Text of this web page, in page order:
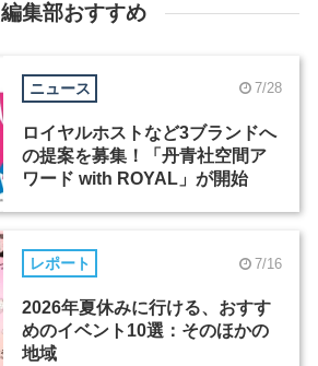
編集部おすすめ
ニュース 7/28
ロイヤルホストなど3ブランドへ
の提案を募集！「丹青社空間ア
ワード with ROYAL」が開始
レポート 7/16
2026年夏休みに行ける、おすす
めのイベント10選：そのほかの
地域